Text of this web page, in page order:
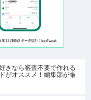
きなら審査不要で作れる
がオススメ！編集部が厳